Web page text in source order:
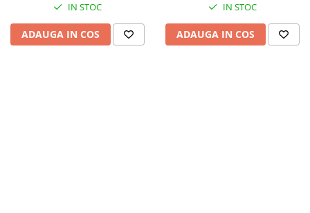
Cafea capsule
Cafea boabe
IN STOC
ADAUGA IN COS
IN STOC
ADAUGA IN COS